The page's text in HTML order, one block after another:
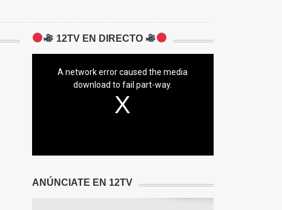
12TV EN DIRECTO
A network error caused the media
download to fail part-way.
ANÚNCIATE EN 12TV